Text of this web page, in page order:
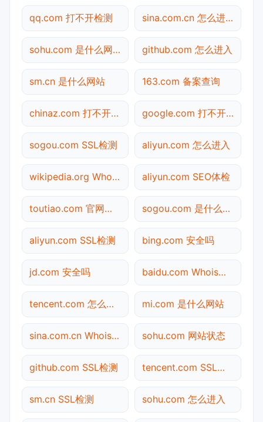
qq.com 打不开检测 sina.com.cn 怎么进入
sohu.com 是什么网站 github.com 怎么进入
sm.cn 是什么网站 163.com 备案查询
chinaz.com 打不开检测 google.com 打不开检测
sogou.com SSL检测 aliyun.com 怎么进入
wikipedia.org Whois查询 aliyun.com SEO体检
toutiao.com 官网入口 sogou.com 是什么网站
aliyun.com SSL检测 bing.com 安全吗
jd.com 安全吗 baidu.com Whois查询
tencent.com 怎么进入 mi.com 是什么网站
sina.com.cn Whois查询 sohu.com 网站状态
github.com SSL检测 tencent.com SSL检测
sm.cn SSL检测 sohu.com 怎么进入